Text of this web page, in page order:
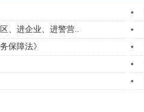
、进企业、进警营..
保障法》